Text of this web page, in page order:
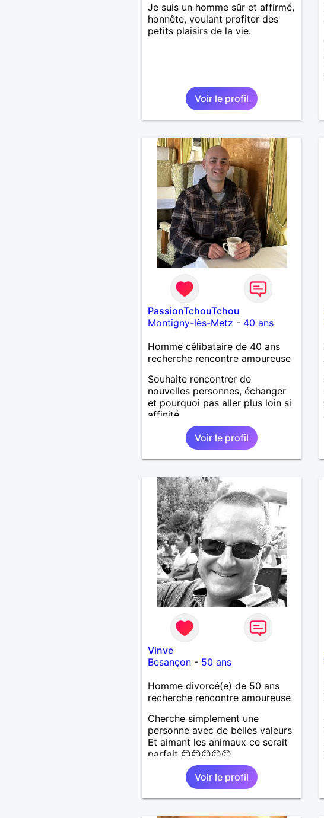
Je suis un homme sûr et affirmé,
honnête, voulant profiter des
petits plaisirs de la vie.
Voir le profil
PassionTchouTchou
Montigny-lès-Metz - 40 ans
Homme célibataire de 40 ans
recherche rencontre amoureuse
Souhaite rencontrer de
nouvelles personnes, échanger
et pourquoi pas aller plus loin si
affinité...
Voir le profil
Vinve
Besançon- 50 ans
Homme divorcé(e) de 50 ans
recherche rencontre amoureuse
Cherche simplement une
personne avec de belles valeurs
Et aimant les animaux ce serait
parfait 😊😊😊😊😊
Voir le profil